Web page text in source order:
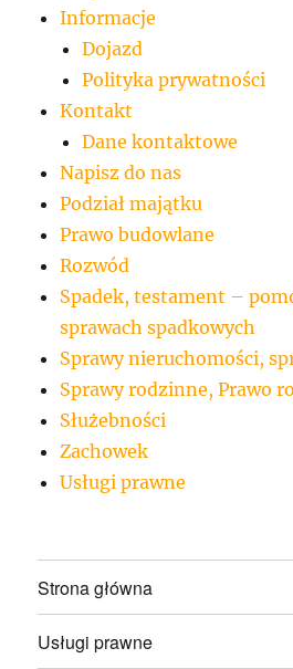
Informacje
Dojazd
Polityka prywatności
Kontakt
Dane kontaktowe
Napisz do nas
Podział majątku
Prawo budowlane
Rozwód
Spadek, testament –
sprawach spadkowych
Sprawy nieruchomości,
Sprawy rodzinne, Prawo
Służebności
Zachowek
Usługi prawne
Strona główna
Usługi prawne